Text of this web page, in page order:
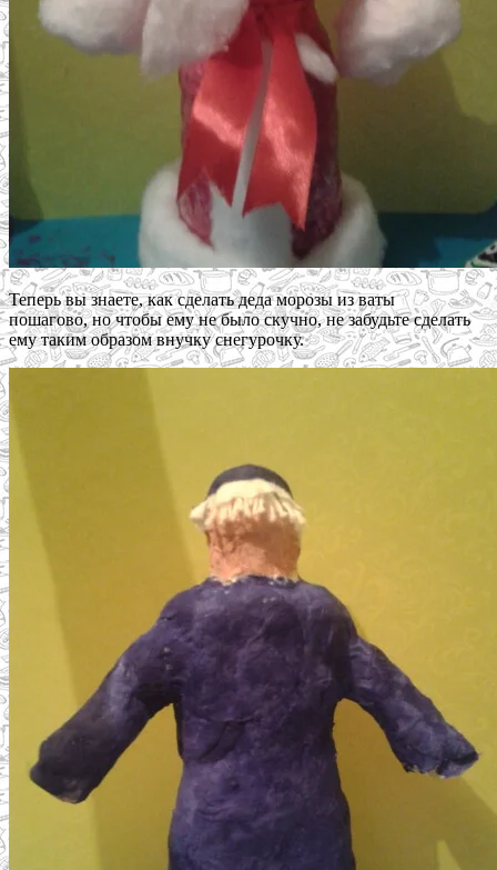
Теперь вы знаете, как сделать деда морозы из ваты
пошагово, но чтобы ему не было скучно, не забудьте сделать
ему таким образом внучку снегурочку.